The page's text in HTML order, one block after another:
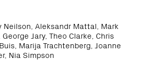
Neilson, Aleksandr Mattal, Mark
Jary, Theo Clarke, Chris
Marija Trachtenberg, Joanne
Nia Simpson